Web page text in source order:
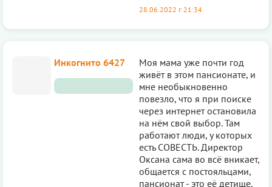
28.06.2022 г. 21:34
Инкогнито 6427
Моя мама уже почти год
живёт в этом пансионате, и
мне необыкновенно
повезло, что я при поиске
через интернет остановила
на нём свой выбор. Там
работают люди, у которых
есть СОВЕСТЬ. Директор
Оксана сама во всё вникает,
общается с постояльцами,
пансионат - это её детище.